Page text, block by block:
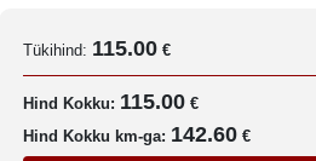
Tükihind: 115.00 €
Hind Kokku: 115.00 €
Hind Kokku km-ga: 142.60 €